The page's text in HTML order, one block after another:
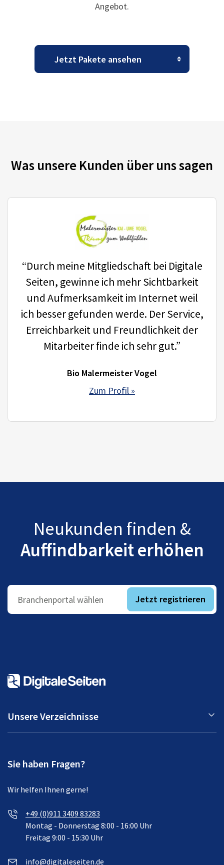
Angebot.
Was unsere Kunden über uns sagen
“Durch meine Mitgliedschaft bei Digitale
Seiten, gewinne ich mehr Sichtbarkeit
und Aufmerksamkeit im Internet weil
ich besser gefunden werde. Der Service,
Erreichbarkeit und Freundlichkeit der
Mitarbeiter finde ich sehr gut.”
Bio Malermeister Vogel
Zum Profil »
Neukunden finden &
Auffindbarkeit erhöhen
Branchenportal wählen Jetzt registrieren
Unsere Verzeichnisse
Sie haben Fragen?
Wir helfen Ihnen gerne!
+49 (0)911 3409 83283
Montag - Donnerstag 8:00 - 16:00 Uhr
Freitag 9:00 - 15:30 Uhr
info@digitaleseiten.de